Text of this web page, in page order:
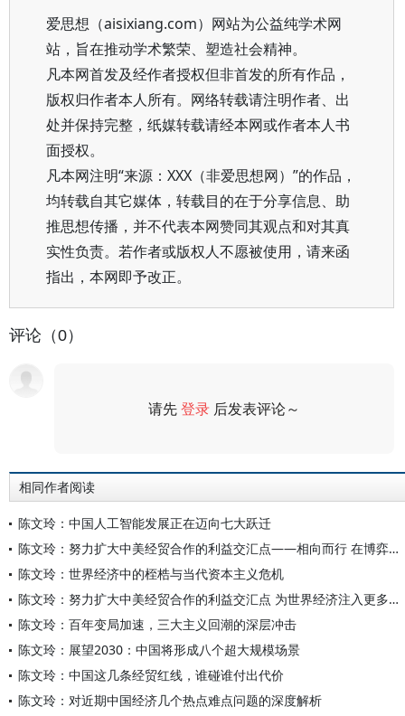
爱思想（aisixiang.com）网站为公益纯学术网
站，旨在推动学术繁荣、塑造社会精神。
凡本网首发及经作者授权但非首发的所有作品，
版权归作者本人所有。网络转载请注明作者、出
处并保持完整，纸媒转载请经本网或作者本人书
面授权。
凡本网注明“来源：XXX（非爱思想网）”的作品，
均转载自其它媒体，转载目的在于分享信息、助
推思想传播，并不代表本网赞同其观点和对其真
实性负责。若作者或版权人不愿被使用，请来函
指出，本网即予改正。
评论（0）
请先登录 后发表评论～
相同作者阅读
陈文玲：中国人工智能发展正在迈向七大跃迁
陈文玲：努力扩大中美经贸合作的利益交汇点——相向而行 在博弈中实现共生
陈文玲：世界经济中的桎梏与当代资本主义危机
陈文玲：努力扩大中美经贸合作的利益交汇点 为世界经济注入更多的确定性与稳定性
陈文玲：百年变局加速，三大主义回潮的深层冲击
陈文玲：展望2030：中国将形成八个超大规模场景
陈文玲：中国这几条经贸红线，谁碰谁付出代价
陈文玲：对近期中国经济几个热点难点问题的深度解析